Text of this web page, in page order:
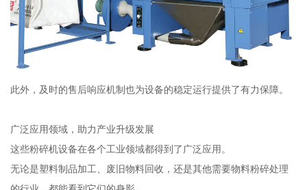
此外，及时的售后响应机制也为设备的稳定运行提供了有力保障。
广泛应用领域，助力产业升级发展
这些粉碎机设备在各个工业领域都得到了广泛应用。
无论是塑料制品加工、废旧物料回收，还是其他需要物料粉碎处理